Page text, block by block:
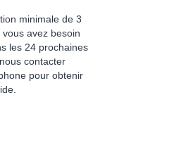
minimale de 3
avez besoin
les 24 prochaines
contacter
pour obtenir